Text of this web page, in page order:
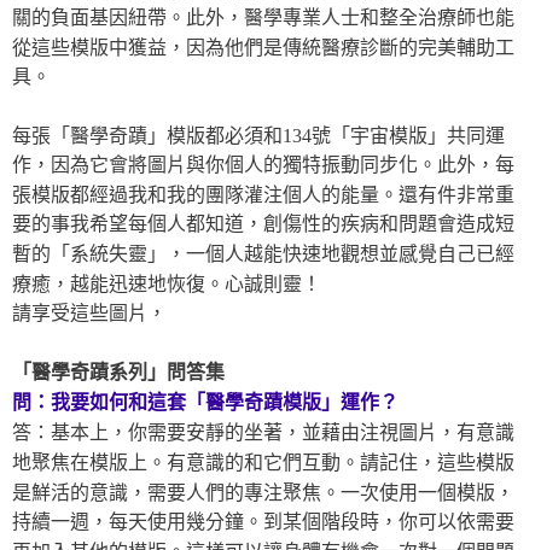
關的負面基因紐帶。此外，醫學專業人士和整全治療師也能
從這些模版中獲益，因為他們是傳統醫療診斷的完美輔助工
具。
每張「醫學奇蹟」模版都必須和134號「宇宙模版」共同運
作，因為它會將圖片與你個人的獨特振動同步化。此外，每
張模版都經過我和我的團隊灌注個人的能量。還有件非常重
要的事我希望每個人都知道，創傷性的疾病和問題會造成短
暫的「系統失靈」，一個人越能快速地觀想並感覺自己已經
療癒，越能迅速地恢復。心誠則靈！
請享受這些圖片，
「醫學奇蹟系列」問答集
問：我要如何和這套「醫學奇蹟模版」運作？
答：基本上，你需要安靜的坐著，並藉由注視圖片，有意識
地聚焦在模版上。有意識的和它們互動。請記住，這些模版
是鮮活的意識，需要人們的專注聚焦。一次使用一個模版，
持續一週，每天使用幾分鐘。到某個階段時，你可以依需要